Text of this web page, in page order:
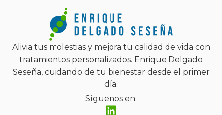
Alivia tus molestias y mejora tu calidad de vida con
tratamientos personalizados. Enrique Delgado
Seseña, cuidando de tu bienestar desde el primer
día.
Síguenos en: